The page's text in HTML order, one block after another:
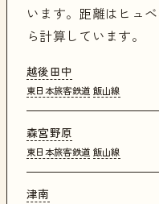
います。距離はヒュ
ら計算しています。
越後田中
東日本旅客鉄道 飯山線
森宮野原
東日本旅客鉄道 飯山線
津南